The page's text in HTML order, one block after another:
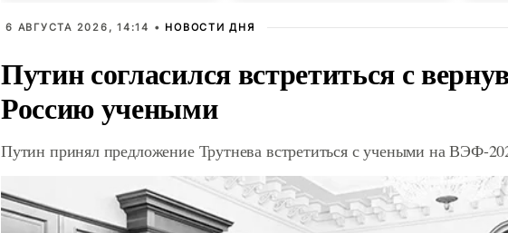
6 АВГУСТА 2026, 14:14 • НОВОСТИ ДНЯ
Путин согласился встретиться с
Россию учеными
Путин принял предложение Трутнева встретиться с учеными на ВЭФ-